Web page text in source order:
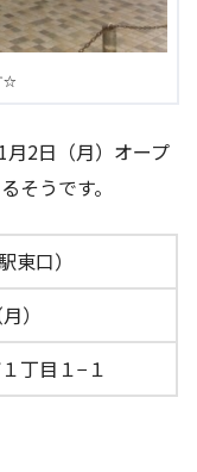
☆
2日（月）オープ
そうです。
東口）
）
丁目１−１